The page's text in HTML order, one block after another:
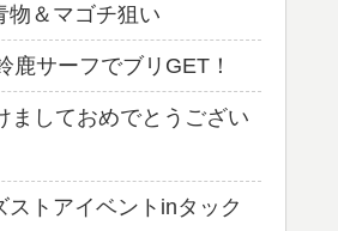
＆マゴチ狙い
サーフでブリGET！
しておめでとうござい
ストアイベントinタック